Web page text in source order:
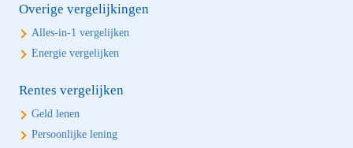
Overige vergelijkingen
Alles-in-1 vergelijken
Energie vergelijken
Rentes vergelijken
Geld lenen
Persoonlijke lening